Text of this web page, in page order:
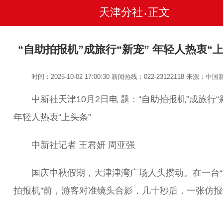
天津分社 • 正文
“自助拍报机”成旅行“新宠” 年轻人热衷“
时间：2025-10-02 17:00:30 新闻热线：022-23122118来源：中国
中新社天津10月2日电 题：“自助拍报机”成旅行“
年轻人热衷“上头条”
中新社记者 王君妍 周亚强
国庆中秋假期，天津津湾广场人头攒动。在一台
拍报机”前，游客对准镜头合影，几十秒后，一张仿